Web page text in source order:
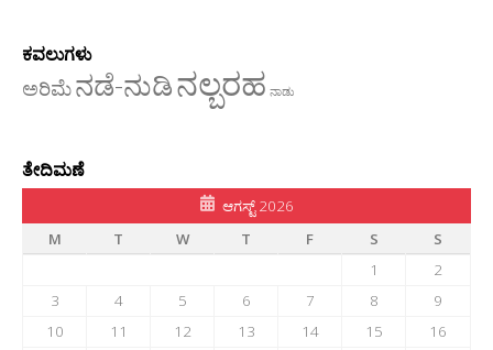
ಕವಲುಗಳು
ಅರಿಮೆನಡೆ-ನುಡಿನಲ್ಬರಹ ನಾಡು
ತೇದಿಮಣೆ
ಆಗಸ್ಟ್ 2026
M
T W T F S
S
1
2
3
4 5 6 7 8
9
10
11 12 13 14 15
16